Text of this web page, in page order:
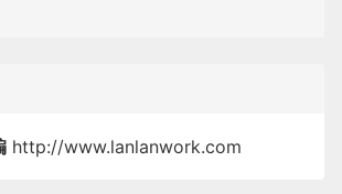
http://www.lanlanwork.com